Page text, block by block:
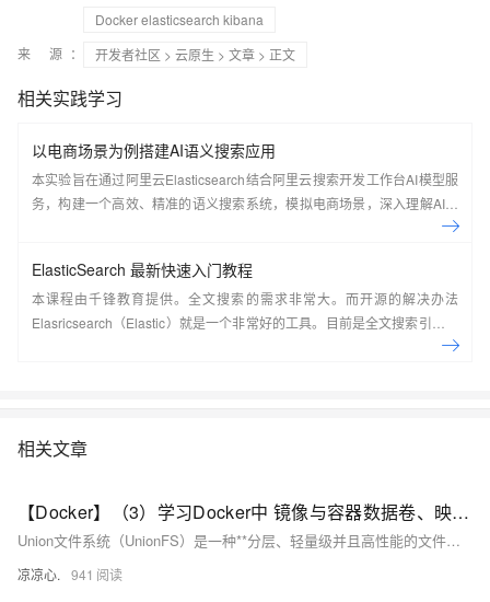
Docker elasticsearch kibana
来 源：
开发者社区 > 云原生 > 文章 > 正文
相关实践学习
以电商场景为例搭建AI语义搜索应用
本实验旨在通过阿里云Elasticsearch结合阿里云搜索开发工作台AI模型服
务，构建一个高效、精准的语义搜索系统，模拟电商场景，深入理解AI搜
ElasticSearch 最新快速入门教程
本课程由千锋教育提供。全文搜索的需求非常大。而开源的解决办法
Elasricsearch（Elastic）就是一个非常好的工具。目前是全文搜索引擎的
首选。本系列教程由浅入深讲解了在CentOS7系统下如何搭建
相关文章
【Docker】（3）学习Docker中 镜像与容器数据卷、映射关系！手把手带你安装 MySql主从同步 和 Redis三主三从集群！并且进行主从切换与扩容操作，还有分析 哈希分区 等知识点！
Union文件系统（UnionFS）是一种**分层、轻量级并且高性能的文件系统**，它支持对文件系统的修改作为一次提交来一层层的叠加，同时可以将不同目录挂载到同一个虚拟文件系统下(unite several directories into a single virtual filesystem) Union 文件系统是 Docker 镜像的基础。 镜像可以通过分层来进行继承，基于基础镜像（没有父镜像），可以制作各种具体的应用镜像。
凉凉心. 941